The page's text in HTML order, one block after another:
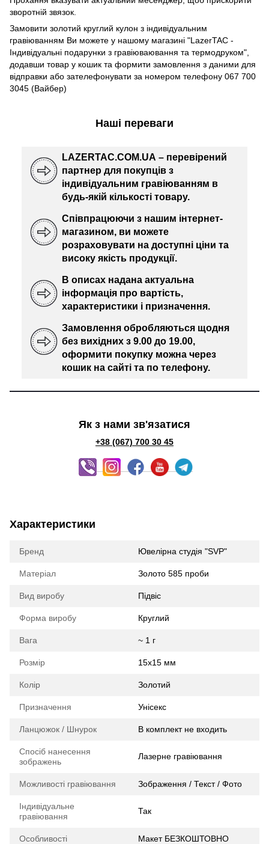
зворотній звязок.
Замовити золотий круглий кулон з індивідуальним
гравіюванням Ви можете у нашому магазині "LazerTAC -
Індивідуальні подарунки з гравіюваювання та термодруком",
додавши товар у кошик та формити замовлення з даними для
відправки або зателефонувати за номером телефону 067 700
3045 (Вайбер)
Наші переваги
LAZERTAC.COM.UA – перевірений
партнер для покупців з
індивідуальним гравіюванням в
будь-якій кількості товару.
Співпрацюючи з нашим інтернет-
магазином, ви можете
розраховувати на доступні ціни та
високу якість продукції.
В описах надана актуальна
інформація про вартість,
характеристики і призначення.
Замовлення обробляються щодня
без вихідних з 9.00 до 19.00,
оформити покупку можна через
кошик на сайті та по телефону.
Як з нами зв'язатися
+38 (067) 700 30 45
Характеристики
Бренд Ювелірна студія "SVP"
Матеріал Золото 585 проби
Вид виробу Підвіс
Форма виробу Круглий
Вага ~ 1 г
Розмір 15х15 мм
Колір Золотий
Призначення Унісекс
Ланцюжок / Шнурок В комплект не входить
Спосіб нанесення
зображень
Лазерне гравіювання
Можливості гравіювання Зображення / Текст / Фото
Індивідуальне
гравіювання
Так
Особливості Макет БЕЗКОШТОВНО